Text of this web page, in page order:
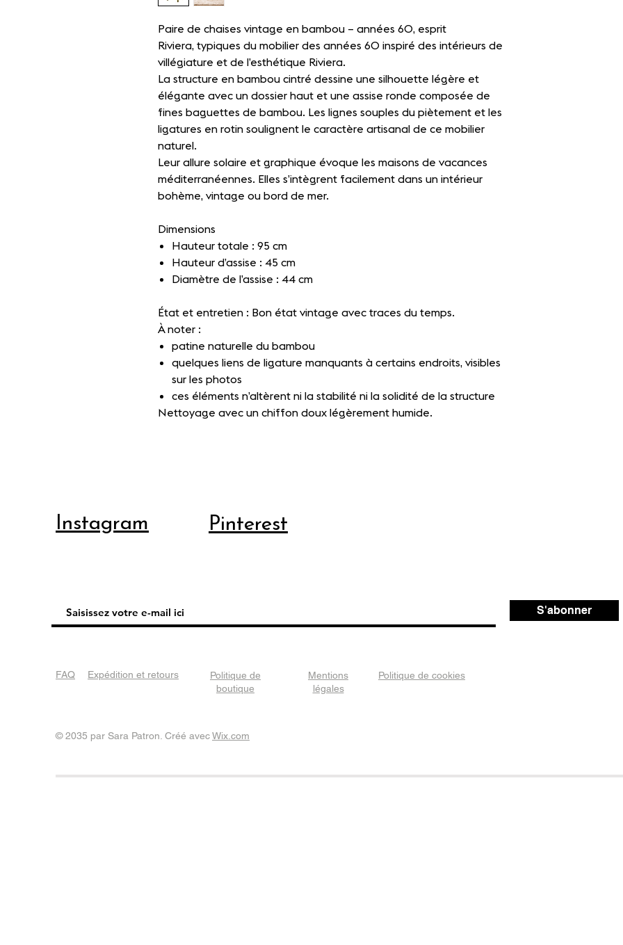
Paire de chaises vintage en bambou – années 60, esprit
Riviera, typiques du mobilier des années 60 inspiré des intérieurs de
villégiature et de l’esthétique Riviera.
La structure en bambou cintré dessine une silhouette légère et
élégante avec un dossier haut et une assise ronde composée de
fines baguettes de bambou. Les lignes souples du piètement et les
ligatures en rotin soulignent le caractère artisanal de ce mobilier
naturel.
Leur allure solaire et graphique évoque les maisons de vacances
méditerranéennes. Elles s’intègrent facilement dans un intérieur
bohème, vintage ou bord de mer.
Dimensions
Hauteur totale : 95 cm
Hauteur d’assise : 45 cm
Diamètre de l’assise : 44 cm
État et entretien : Bon état vintage avec traces du temps.
À noter :
patine naturelle du bambou
quelques liens de ligature manquants à certains endroits, visibles
sur les photos
ces éléments n’altèrent ni la stabilité ni la solidité de la structure
Nettoyage avec un chiffon doux légèrement humide.
Instagram Pinterest
S'abonner
FAQ Expédition et retours
Politique de
boutique
Mentions
légales
Politique de cookies
© 2035 par Sara Patron. Créé avecWix.com